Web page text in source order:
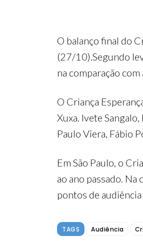
O balanço final do
(27/10).Segundo
na comparação
O Criança
Xuxa. Ivete
Paulo Viera, Fábio
Em São Paulo, o
ao ano passado.
pontos de
TAGS Audiência